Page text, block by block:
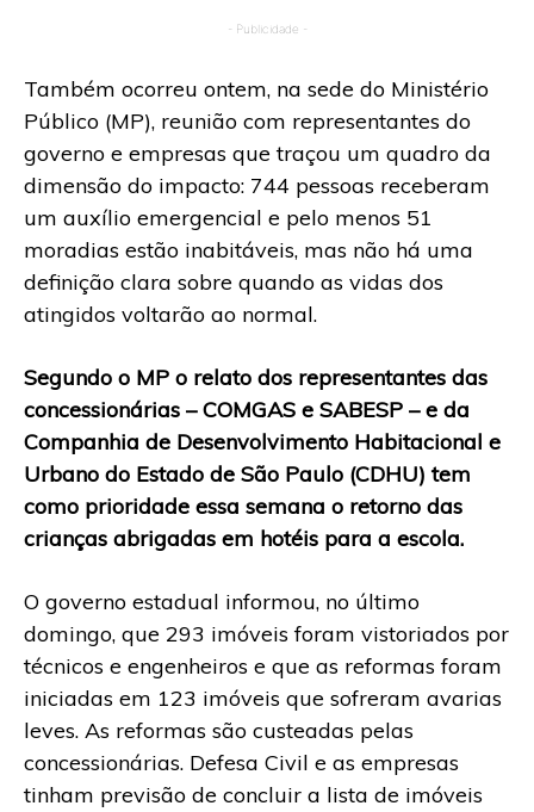
- Publicidade -
Também ocorreu ontem, na sede do Ministério
Público (MP), reunião com representantes do
governo e empresas que traçou um quadro da
dimensão do impacto: 744 pessoas receberam
um auxílio emergencial e pelo menos 51
moradias estão inabitáveis, mas não há uma
definição clara sobre quando as vidas dos
atingidos voltarão ao normal.
Segundo o MP o relato dos representantes das
concessionárias – COMGAS e SABESP – e da
Companhia de Desenvolvimento Habitacional e
Urbano do Estado de São Paulo (CDHU) tem
como prioridade essa semana o retorno das
crianças abrigadas em hotéis para a escola.
O governo estadual informou, no último
domingo, que 293 imóveis foram vistoriados por
técnicos e engenheiros e que as reformas foram
iniciadas em 123 imóveis que sofreram avarias
leves. As reformas são custeadas pelas
concessionárias. Defesa Civil e as empresas
tinham previsão de concluir a lista de imóveis